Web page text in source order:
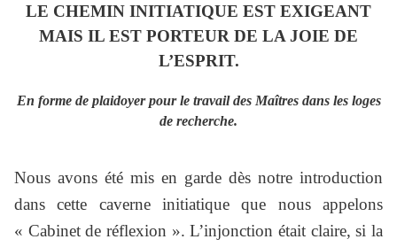
LE CHEMIN INITIATIQUE EST EXIGEANT
MAIS IL EST PORTEUR DE LA JOIE DE
L’ESPRIT.
En forme de plaidoyer pour le travail des Maîtres dans les loges
de recherche.
Nous avons été mis en garde dès notre introduction
dans cette caverne initiatique que nous appelons
« Cabinet de réflexion ». L’injonction était claire, si la